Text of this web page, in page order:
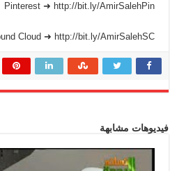
Pinterest ➜ http://bit.ly/AmirSalehPin
Cloud ➜ http://bit.ly/AmirSalehSC
فيديوهات مشابهة